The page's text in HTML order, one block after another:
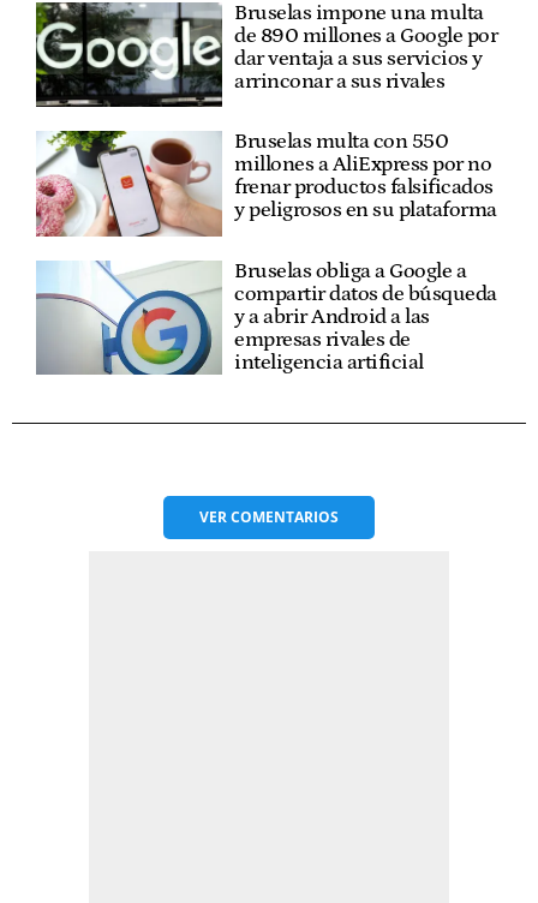
Bruselas impone una multa
de 890 millones a Google por
dar ventaja a sus servicios y
arrinconar a sus rivales
Bruselas multa con 550
millones a AliExpress por no
frenar productos falsificados
y peligrosos en su plataforma
Bruselas obliga a Google a
compartir datos de búsqueda
y a abrir Android a las
empresas rivales de
inteligencia artificial
VERCOMENTARIOS